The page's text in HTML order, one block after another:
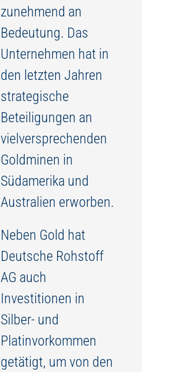
zunehmend an
Bedeutung. Das
Unternehmen hat in
den letzten Jahren
strategische
Beteiligungen an
vielversprechenden
Goldminen in
Südamerika und
Australien erworben.
Neben Gold hat
Deutsche Rohstoff
AG auch
Investitionen in
Silber- und
Platinvorkommen
getätigt, um von den